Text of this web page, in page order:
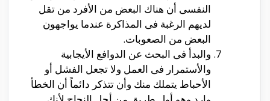
النفسى أن هناك البعض من الأفرد من تقل
لديهم الرغبة فى المذاكرة عندما يواجهون
البعض من الصعوبات.
والبدأ فى البحث عن الدوافع الأيجابية
والأستمرار فى العمل ولا تجعل الفشل أو
الأحباط يتملك منك وأن تتذكر دائماً أن الخطأ